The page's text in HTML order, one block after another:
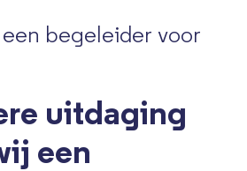
begeleider voor
uitdaging
een